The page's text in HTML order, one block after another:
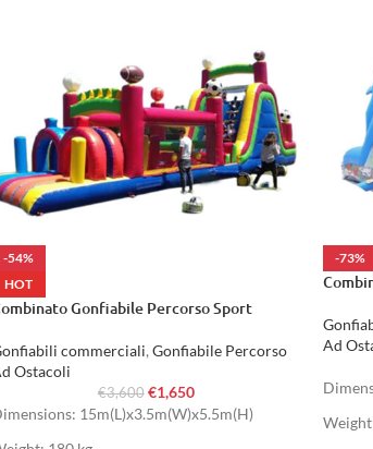
-54%
HOT
Gonfiabile Percorso Sport
commerciali, Gonfiabile Percorso
Ostacoli
€3,600 €1,650
15m(L)x3.5m(W)x5.5m(H)
-73%
Ad